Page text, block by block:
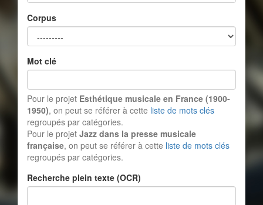
Corpus
Mot clé
Pour le projet Esthétique musicale en France (1900-
1950), on peut se référer à cette liste de mots clés
regroupés par catégories.
Pour le projet Jazz dans la presse musicale
française, on peut se référer à cette liste de mots clés
regroupés par catégories.
Recherche plein texte (OCR)